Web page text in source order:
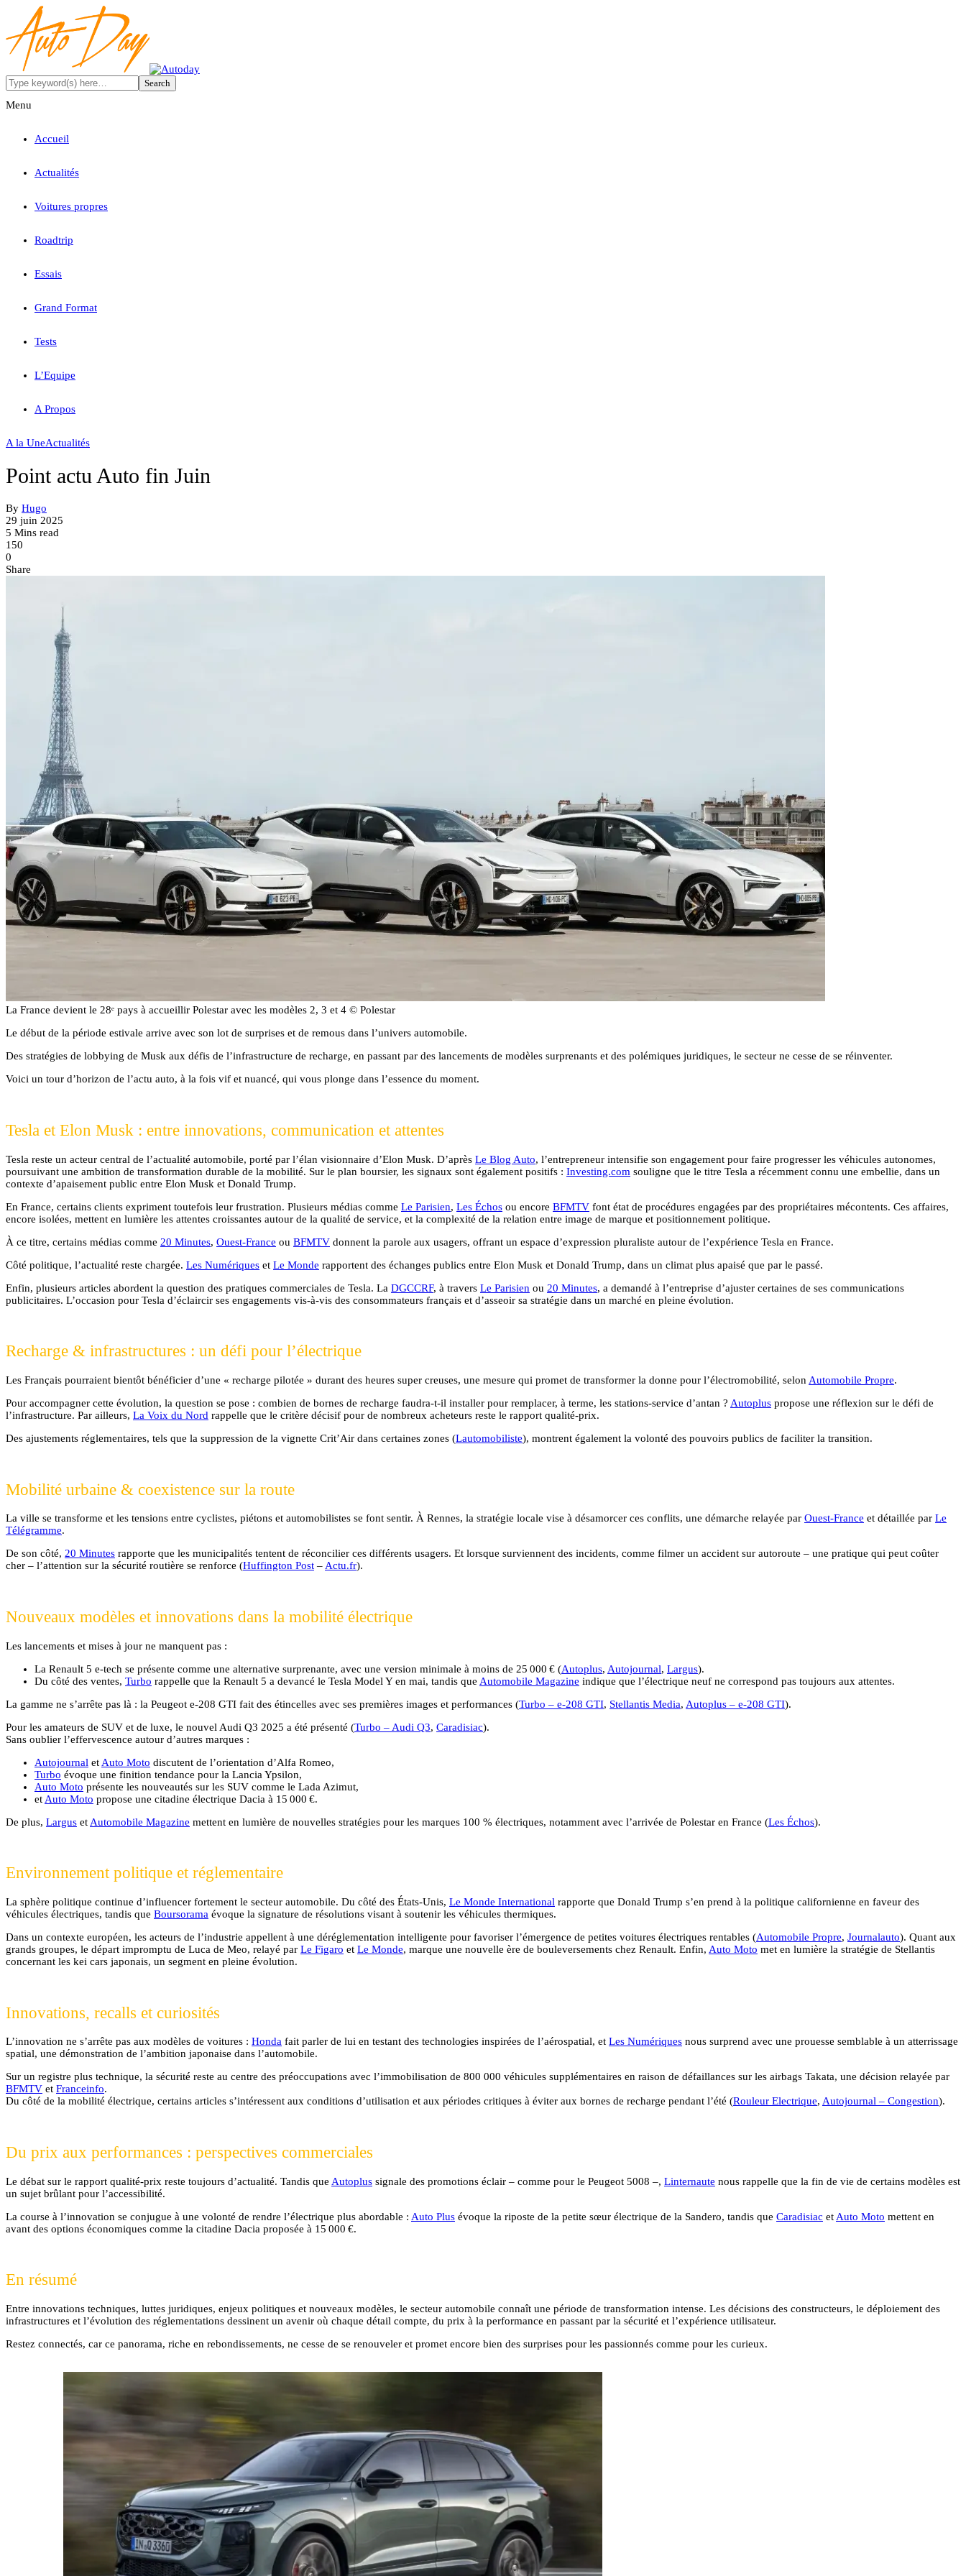
Menu
Accueil
Actualités
Voitures propres
Roadtrip
Essais
Grand Format
Tests
L’Equipe
A Propos
A la UneActualités
Point actu Auto fin Juin
By Hugo
29 juin 2025
5 Mins read
150
0
Share
La France devient le 28ᵉ pays à accueillir Polestar avec les modèles 2, 3 et 4 © Polestar
Le début de la période estivale arrive avec son lot de surprises et de remous dans l’univers automobile.
Des stratégies de lobbying de Musk aux défis de l’infrastructure de recharge, en passant par des lancements de modèles surprenants et des polémiques juridiques, le secteur ne cesse de se réinventer.
Voici un tour d’horizon de l’actu auto, à la fois vif et nuancé, qui vous plonge dans l’essence du moment.
Tesla et Elon Musk : entre innovations, communication et attentes
Tesla reste un acteur central de l’actualité automobile, porté par l’élan visionnaire d’Elon Musk. D’après Le Blog Auto, l’entrepreneur intensifie son engagement pour faire progresser les véhicules autonomes,
poursuivant une ambition de transformation durable de la mobilité. Sur le plan boursier, les signaux sont également positifs : Investing.com souligne que le titre Tesla a récemment connu une embellie, dans un
contexte d’apaisement public entre Elon Musk et Donald Trump.
En France, certains clients expriment toutefois leur frustration. Plusieurs médias comme Le Parisien, Les Échos ou encore BFMTV font état de procédures engagées par des propriétaires mécontents. Ces affaires,
encore isolées, mettent en lumière les attentes croissantes autour de la qualité de service, et la complexité de la relation entre image de marque et positionnement politique.
À ce titre, certains médias comme 20 Minutes, Ouest-France ou BFMTV donnent la parole aux usagers, offrant un espace d’expression pluraliste autour de l’expérience Tesla en France.
Côté politique, l’actualité reste chargée. Les Numériques et Le Monde rapportent des échanges publics entre Elon Musk et Donald Trump, dans un climat plus apaisé que par le passé.
Enfin, plusieurs articles abordent la question des pratiques commerciales de Tesla. La DGCCRF, à travers Le Parisien ou 20 Minutes, a demandé à l’entreprise d’ajuster certaines de ses communications
publicitaires. L’occasion pour Tesla d’éclaircir ses engagements vis-à-vis des consommateurs français et d’asseoir sa stratégie dans un marché en pleine évolution.
Recharge & infrastructures : un défi pour l’électrique
Les Français pourraient bientôt bénéficier d’une « recharge pilotée » durant des heures super creuses, une mesure qui promet de transformer la donne pour l’électromobilité, selon Automobile Propre.
Pour accompagner cette évolution, la question se pose : combien de bornes de recharge faudra-t-il installer pour remplacer, à terme, les stations-service d’antan ? Autoplus propose une réflexion sur le défi de
l’infrastructure. Par ailleurs, La Voix du Nord rappelle que le critère décisif pour de nombreux acheteurs reste le rapport qualité-prix.
Des ajustements réglementaires, tels que la suppression de la vignette Crit’Air dans certaines zones (Lautomobiliste), montrent également la volonté des pouvoirs publics de faciliter la transition.
Mobilité urbaine & coexistence sur la route
La ville se transforme et les tensions entre cyclistes, piétons et automobilistes se font sentir. À Rennes, la stratégie locale vise à désamorcer ces conflits, une démarche relayée par Ouest-France et détaillée par Le
Télégramme.
De son côté, 20 Minutes rapporte que les municipalités tentent de réconcilier ces différents usagers. Et lorsque surviennent des incidents, comme filmer un accident sur autoroute – une pratique qui peut coûter
cher – l’attention sur la sécurité routière se renforce (Huffington Post –Actu.fr).
Nouveaux modèles et innovations dans la mobilité électrique
Les lancements et mises à jour ne manquent pas :
La Renault 5 e-tech se présente comme une alternative surprenante, avec une version minimale à moins de 25 000 € (Autoplus, Autojournal, Largus).
Du côté des ventes, Turbo rappelle que la Renault 5 a devancé le Tesla Model Y en mai, tandis que Automobile Magazine indique que l’électrique neuf ne correspond pas toujours aux attentes.
La gamme ne s’arrête pas là : la Peugeot e-208 GTI fait des étincelles avec ses premières images et performances (Turbo – e-208 GTI, Stellantis Media, Autoplus – e-208 GTI).
Pour les amateurs de SUV et de luxe, le nouvel Audi Q3 2025 a été présenté (Turbo – Audi Q3, Caradisiac).
Sans oublier l’effervescence autour d’autres marques :
Autojournal et Auto Moto discutent de l’orientation d’Alfa Romeo,
Turbo évoque une finition tendance pour la Lancia Ypsilon,
Auto Moto présente les nouveautés sur les SUV comme le Lada Azimut,
et Auto Moto propose une citadine électrique Dacia à 15 000 €.
De plus, Largus et Automobile Magazine mettent en lumière de nouvelles stratégies pour les marques 100 % électriques, notamment avec l’arrivée de Polestar en France (Les Échos).
Environnement politique et réglementaire
La sphère politique continue d’influencer fortement le secteur automobile. Du côté des États-Unis, Le Monde International rapporte que Donald Trump s’en prend à la politique californienne en faveur des
véhicules électriques, tandis que Boursorama évoque la signature de résolutions visant à soutenir les véhicules thermiques.
Dans un contexte européen, les acteurs de l’industrie appellent à une déréglementation intelligente pour favoriser l’émergence de petites voitures électriques rentables (Automobile Propre, Journalauto). Quant aux
grands groupes, le départ impromptu de Luca de Meo, relayé par Le Figaro et Le Monde, marque une nouvelle ère de bouleversements chez Renault. Enfin, Auto Moto met en lumière la stratégie de Stellantis
concernant les kei cars japonais, un segment en pleine évolution.
Innovations, recalls et curiosités
L’innovation ne s’arrête pas aux modèles de voitures : Honda fait parler de lui en testant des technologies inspirées de l’aérospatial, et Les Numériques nous surprend avec une prouesse semblable à un atterrissage
spatial, une démonstration de l’ambition japonaise dans l’automobile.
Sur un registre plus technique, la sécurité reste au centre des préoccupations avec l’immobilisation de 800 000 véhicules supplémentaires en raison de défaillances sur les airbags Takata, une décision relayée par
BFMTV et Franceinfo.
Du côté de la mobilité électrique, certains articles s’intéressent aux conditions d’utilisation et aux périodes critiques à éviter aux bornes de recharge pendant l’été (Rouleur Electrique, Autojournal – Congestion).
Du prix aux performances : perspectives commerciales
Le débat sur le rapport qualité-prix reste toujours d’actualité. Tandis que Autoplus signale des promotions éclair – comme pour le Peugeot 5008 –, Linternaute nous rappelle que la fin de vie de certains modèles est
un sujet brûlant pour l’accessibilité.
La course à l’innovation se conjugue à une volonté de rendre l’électrique plus abordable : Auto Plus évoque la riposte de la petite sœur électrique de la Sandero, tandis que Caradisiac et Auto Moto mettent en
avant des options économiques comme la citadine Dacia proposée à 15 000 €.
En résumé
Entre innovations techniques, luttes juridiques, enjeux politiques et nouveaux modèles, le secteur automobile connaît une période de transformation intense. Les décisions des constructeurs, le déploiement des
infrastructures et l’évolution des réglementations dessinent un avenir où chaque détail compte, du prix à la performance en passant par la sécurité et l’expérience utilisateur.
Restez connectés, car ce panorama, riche en rebondissements, ne cesse de se renouveler et promet encore bien des surprises pour les passionnés comme pour les curieux.